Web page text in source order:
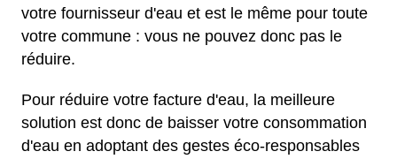
votre fournisseur d'eau et est le même pour toute
votre commune : vous ne pouvez donc pas le
réduire.
Pour réduire votre facture d'eau, la meilleure
solution est donc de baisser votre consommation
d'eau en adoptant des gestes éco-responsables